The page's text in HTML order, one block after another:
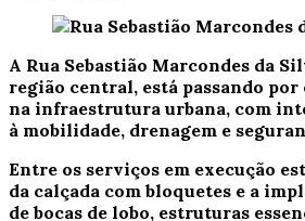
A Rua Sebastião Marcondes da
região central, está passando
na infraestrutura urbana, com
à mobilidade, drenagem e
Entre os serviços em execução
da calçada com bloquetes e a
de bocas de lobo, estruturas